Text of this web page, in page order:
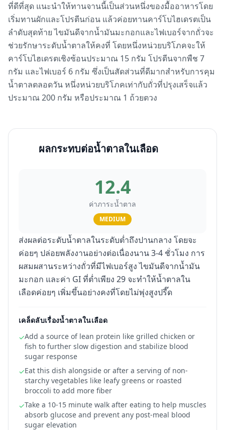
ที่ดีที่สุด แนะนำให้ทานจานนี้เป็นส่วนหนึ่งของมื้ออาหารโดย
เริ่มทานผักและโปรตีนก่อน แล้วค่อยทานคาร์โบไฮเดรตเป็น
ลำดับสุดท้าย ไขมันดีจากน้ำมันมะกอกและไฟเบอร์จากถั่วจะ
ช่วยรักษาระดับน้ำตาลให้คงที่ โดยหนึ่งหน่วยบริโภคจะให้
คาร์โบไฮเดรตเชิงซ้อนประมาณ 15 กรัม โปรตีนจากพืช 7
กรัม และไฟเบอร์ 6 กรัม ซึ่งเป็นสัดส่วนที่ดีมากสำหรับการคุม
น้ำตาลตลอดวัน หนึ่งหน่วยบริโภคเท่ากับถั่วที่ปรุงเสร็จแล้ว
ประมาณ 200 กรัม หรือประมาณ 1 ถ้วยตวง
ผลกระทบต่อน้ำตาลในเลือด
12.4
ค่าภาระน้ำตาล
MEDIUM
ส่งผลต่อระดับน้ำตาลในระดับต่ำถึงปานกลาง โดยจะ
ค่อยๆ ปล่อยพลังงานอย่างต่อเนื่องนาน 3-4 ชั่วโมง การ
ผสมผสานระหว่างถั่วที่มีไฟเบอร์สูง ไขมันดีจากน้ำมัน
มะกอก และค่า GI ที่ต่ำเพียง 29 จะทำให้น้ำตาลใน
เลือดค่อยๆ เพิ่มขึ้นอย่างคงที่โดยไม่พุ่งสูงปรี๊ด
เคล็ดลับเรื่องน้ำตาลในเลือด
✓Add a source of lean protein like grilled chicken or
fish to further slow digestion and stabilize blood
sugar response
✓Eat this dish alongside or after a serving of non-
starchy vegetables like leafy greens or roasted
broccoli to add more fiber
✓Take a 10-15 minute walk after eating to help muscles
absorb glucose and prevent any post-meal blood
sugar elevation